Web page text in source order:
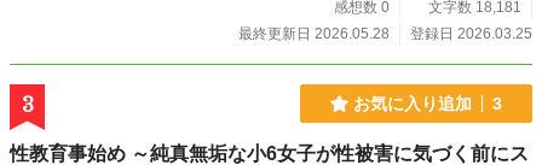
感想数 0
文字数 18,181
最終更新日 2026.05.28
登録日 2026.03.25
3 お気に入り追加 3
性教育事始め ～純真無垢な小6女子が性被害に気づく前にス